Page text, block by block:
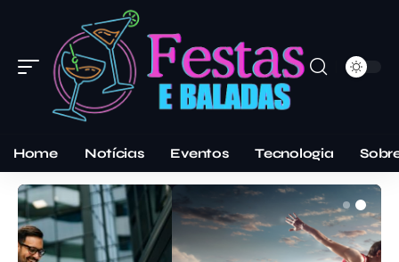
Home Notícias Eventos Tecnologia